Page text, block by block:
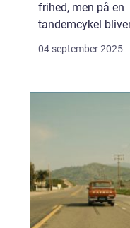
frihed, men på en
tandemcykel
oplevelsen noget
særligt. Her
frem, men om
Tandemcyklen har i
mange år vær...
04 september 2025